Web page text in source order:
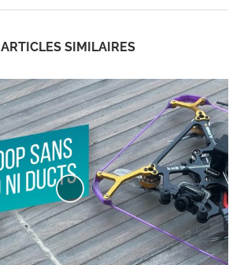
ARTICLES SIMILAIRES